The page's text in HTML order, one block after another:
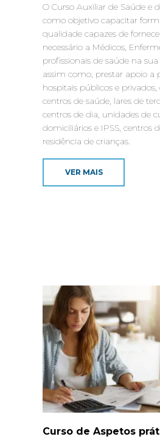
O Curso Auxiliar de Saúde e
como objetivo capacitar
qualidade capazes de
necessário a Médicos,
profissionais de saúde na
assim como, prestar apoio a
hospitais públicos e privados,
centros de saúde, lares de
centros de dia, unidades de
domiciliários e IPSS, centros
residência de crianças.
VER MAIS
Curso de Aspetos